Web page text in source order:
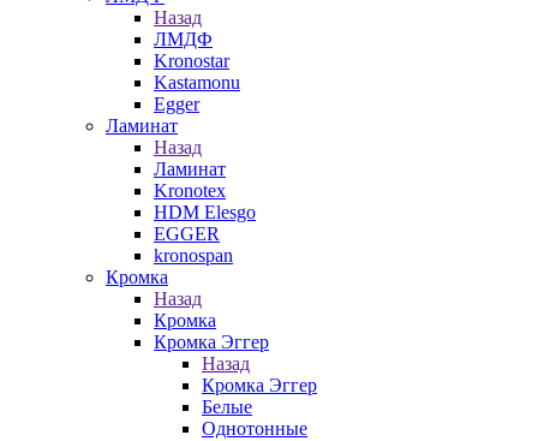
Назад
ЛМДФ
Kronostar
Kastamonu
Egger
Ламинат
Назад
Ламинат
Kronotex
HDM Elesgo
EGGER
kronospan
Кромка
Назад
Кромка
Кромка Эггер
Назад
Кромка Эггер
Белые
Однотонные